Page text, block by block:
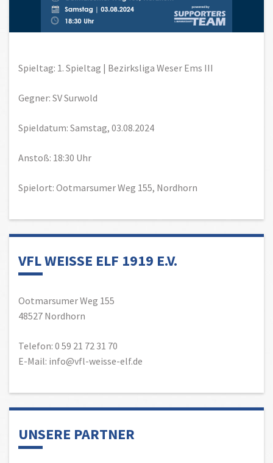
Spieltag: 1. Spieltag | Bezirksliga Weser Ems III
Gegner: SV Surwold
Spieldatum: Samstag, 03.08.2024
Anstoß: 18:30 Uhr
Spielort: Ootmarsumer Weg 155, Nordhorn
VFL WEISSE ELF 1919 E.V.
Ootmarsumer Weg 155
48527 Nordhorn
Telefon: 0 59 21 72 31 70
E-Mail: info@vfl-weisse-elf.de
UNSERE PARTNER